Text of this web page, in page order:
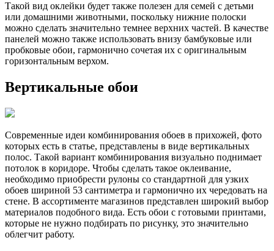
Такой вид оклейки будет также полезен для семей с детьми
или домашними животными, поскольку нижние полоски
можно сделать значительно темнее верхних частей. В качестве
панелей можно также использовать внизу бамбуковые или
пробковые обои, гармонично сочетая их с оригинальным
горизонтальным верхом.
Вертикальные обои
Современные идеи комбинирования обоев в прихожей, фото
которых есть в статье, представлены в виде вертикальных
полос. Такой вариант комбинирования визуально поднимает
потолок в коридоре. Чтобы сделать такое оклеивание,
необходимо приобрести рулоны со стандартной для узких
обоев шириной 53 сантиметра и гармонично их чередовать на
стене. В ассортименте магазинов представлен широкий выбор
материалов подобного вида. Есть обои с готовыми принтами,
которые не нужно подбирать по рисунку, это значительно
облегчит работу.